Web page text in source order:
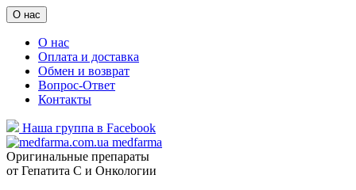
О нас
О нас
Оплата и доставка
Обмен и возврат
Вопрос-Ответ
Контакты
Наша группа в Facebook
medfarma
Оригинальные препараты
от Гепатита С и Онкологии